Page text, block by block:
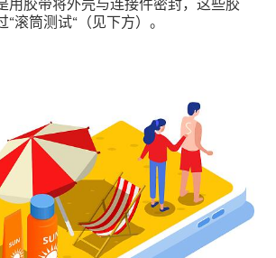
用胶带将外壳与连接件密封，这些胶
滚筒测试“（见下方）。